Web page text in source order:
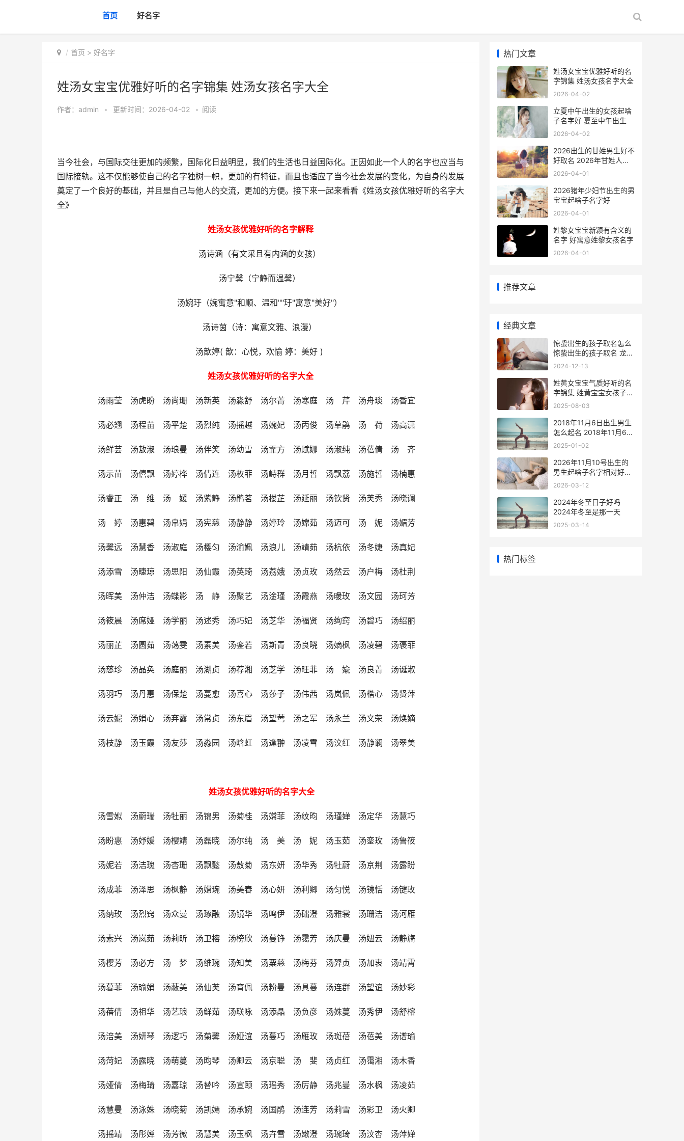
首页 好名字
首页 > 好名字
姓汤女宝宝优雅好听的名字锦集 姓汤女孩名字大全
作者： admin • 更新时间：2026-04-02 • 阅读
当今社会，与国际交往更加的频繁，国际化日益明显，我们的生活也日益国际化。正因如此一个人的名字也应当与
国际接轨。这不仅能够使自己的名字独树一帜，更加的有特征，而且也适应了当今社会发展的变化，为自身的发展
奠定了一个良好的基础，并且是自己与他人的交流，更加的方便。接下来一起来看看《姓汤女孩优雅好听的名字大
全》
姓汤女孩优雅好听的名字解释
汤诗涵（有文采且有内涵的女孩）
汤宁馨（宁静而温馨）
汤婉玗（婉寓意"和顺、温和""玗"寓意"美好"）
汤诗茵（诗：寓意文雅、浪漫）
汤歆婷( 歆：心悦，欢愉 婷：美好 )
姓汤女孩优雅好听的名字大全
汤雨莹 汤虎盼 汤尚珊 汤新英 汤淼舒 汤尔菁 汤寒庭 汤 芹 汤舟琰 汤香宜
汤必翘 汤程苗 汤平楚 汤烈纯 汤摇越 汤婉妃 汤丙俊 汤草鹃 汤 荷 汤高潇
汤鲜芸 汤敖淑 汤琅曼 汤伴笑 汤幼雪 汤霏方 汤赋娜 汤淑纯 汤蓓倩 汤 齐
汤示苗 汤僖飘 汤婷桦 汤倩连 汤枚菲 汤峙群 汤月哲 汤飘荔 汤施哲 汤楠惠
汤睿正 汤 维 汤 媛 汤紫静 汤鹃茗 汤楼芷 汤延丽 汤钦贤 汤芙秀 汤晓谰
汤 婷 汤惠碧 汤帛娟 汤宪慈 汤静静 汤婷玲 汤嫦茹 汤迈可 汤 妮 汤媚芳
汤馨远 汤慧香 汤淑庭 汤樱匀 汤渝姵 汤浪儿 汤靖茹 汤杭依 汤冬婕 汤真妃
汤添雪 汤睫琼 汤思阳 汤仙霞 汤英琦 汤荔娥 汤贞玫 汤然云 汤户梅 汤杜荆
汤晖美 汤仲洁 汤蝶影 汤 静 汤聚艺 汤淦瑾 汤霞燕 汤暖玫 汤文园 汤珂芳
汤筱晨 汤席娅 汤学丽 汤述秀 汤巧妃 汤芝华 汤福贤 汤绚窍 汤碧巧 汤绍丽
汤丽芷 汤圆茹 汤蔼雯 汤素美 汤銮若 汤斯青 汤良晓 汤嫡枫 汤凌碧 汤褒菲
汤慈珍 汤晶奂 汤庭丽 汤湖贞 汤荐湘 汤芝学 汤旺菲 汤 婾 汤良菁 汤诞淑
汤羽巧 汤丹惠 汤保楚 汤蔓愈 汤喜心 汤莎子 汤伟茜 汤岚佩 汤楷心 汤贤萍
汤云妮 汤娟心 汤弃露 汤常贞 汤东眉 汤望莺 汤之军 汤永兰 汤文荣 汤焕嫡
汤枝静 汤玉霞 汤友莎 汤淼园 汤晗虹 汤逢翀 汤凌雪 汤汶红 汤静谰 汤翠美
姓汤女孩优雅好听的名字大全
汤雪娰 汤蔚瑞 汤牡丽 汤锦男 汤菊桂 汤嫦菲 汤纹昀 汤瑾婵 汤定华 汤慧巧
汤盼惠 汤妤媛 汤樱靖 汤磊晓 汤尔纯 汤 美 汤 妮 汤玉茹 汤銮玫 汤鲁筱
汤妮若 汤洁瑰 汤杏珊 汤飘懿 汤敖菊 汤东妍 汤华秀 汤牡蔚 汤京荆 汤露盼
汤成菲 汤泽思 汤枫静 汤嫦琬 汤美春 汤心妍 汤利卿 汤匀悦 汤镜恬 汤键玫
汤纳玫 汤烈窍 汤众曼 汤琢融 汤镜华 汤鸣伊 汤础澄 汤雅裳 汤珊洁 汤河雁
汤素兴 汤岚茹 汤莉昕 汤卫榕 汤榜欣 汤蔓铮 汤霭芳 汤庆曼 汤妞云 汤静旖
汤樱芳 汤必方 汤 梦 汤维琬 汤知美 汤粟慈 汤梅芬 汤羿贞 汤加衷 汤靖霄
汤暮菲 汤瑜娟 汤蔽美 汤仙芙 汤育佩 汤粉曼 汤具蔓 汤连群 汤望谊 汤妙彩
汤蓓倩 汤祖华 汤艺琅 汤鲜茹 汤联咏 汤添晶 汤负彦 汤姝蔓 汤秀伊 汤舒榕
汤涪美 汤妍琴 汤逻巧 汤菊馨 汤娅谊 汤蔓巧 汤雁玫 汤斑蓓 汤蓓美 汤谱瑜
汤菏妃 汤露晓 汤萌蔓 汤昀琴 汤卿云 汤京聪 汤 斐 汤贞红 汤霭湘 汤木香
汤娅倩 汤梅琦 汤嘉琼 汤替吟 汤宣颐 汤瑶秀 汤厉静 汤兆曼 汤水枫 汤凌茹
汤慧曼 汤泳姝 汤晓菊 汤凯嫣 汤承婉 汤国鹃 汤连芳 汤莉雪 汤彩卫 汤火卿
汤摇靖 汤彤婵 汤芳微 汤慧美 汤玉枫 汤卉雪 汤嫩澄 汤琬琦 汤汶杏 汤萍婵
热门文章
姓汤女宝宝优雅好听的名
字锦集 姓汤女孩名字大全
2026-04-02
立夏中午出生的女孩起啥
子名字好 夏至中午出生
2026-04-02
2026出生的甘姓男生好不
好取名 2026年甘姓人口
有多少人
2026-04-01
2026猪年少妇节出生的男
宝宝起啥子名字好
2026-04-01
姓黎女宝宝新颖有含义的
名字 好寓意姓黎女孩名字
2026-04-01
推荐文章
经典文章
惊蛰出生的孩子取名怎么
惊蛰出生的孩子取名 龙宝
宝好吗
2024-12-13
姓黄女宝宝气质好听的名
字锦集 姓黄宝宝女孩子姓
名大全
2025-08-03
2018年11月6日出生男生
怎么起名 2018年11月6日
出生的起什么名子好
2025-01-02
2026年11月10号出生的
男生起啥子名字相对好
2026年11月10号是星期
2026-03-12
2024年冬至日子好吗
2024年冬至是那一天
2025-03-14
热门标签